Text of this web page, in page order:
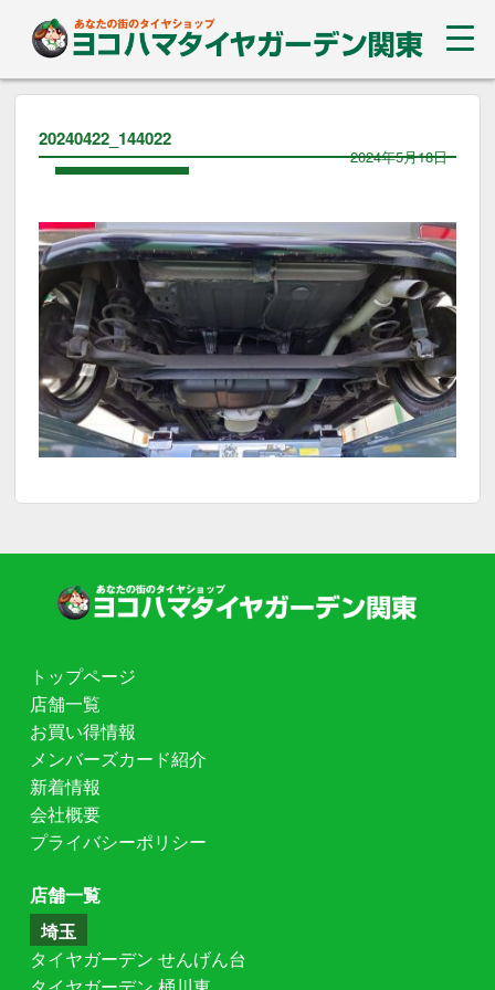
20240422_144022
2024年5月18日
トップページ
店舗一覧
お買い得情報
メンバーズカード紹介
新着情報
会社概要
プライバシーポリシー
店舗一覧
埼玉
タイヤガーデン せんげん台